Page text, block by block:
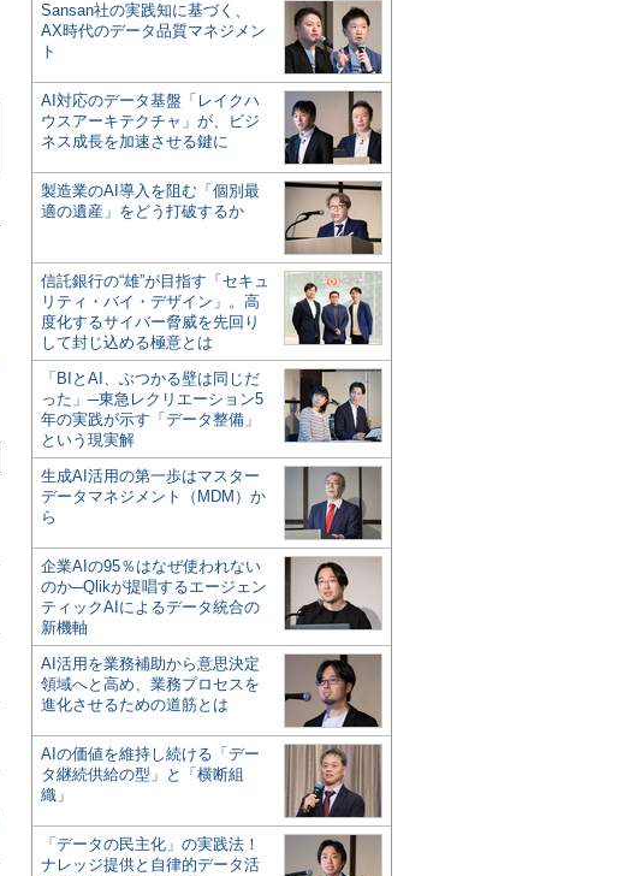
Sansan社の実践知に基づく、
AX時代のデータ品質マネジメン
ト
AI対応のデータ基盤「レイクハ
ウスアーキテクチャ」が、ビジ
ネス成長を加速させる鍵に
製造業のAI導入を阻む「個別最
適の遺産」をどう打破するか
信託銀行の“雄”が目指す「セキュ
リティ・バイ・デザイン」。高
度化するサイバー脅威を先回り
して封じ込める極意とは
「BIとAI、ぶつかる壁は同じだ
った」─東急レクリエーション5
年の実践が示す「データ整備」
という現実解
生成AI活用の第一歩はマスター
データマネジメント（MDM）か
ら
企業AIの95％はなぜ使われない
のか─Qlikが提唱するエージェン
ティックAIによるデータ統合の
新機軸
AI活用を業務補助から意思決定
領域へと高め、業務プロセスを
進化させるための道筋とは
AIの価値を維持し続ける「デー
タ継続供給の型」と「横断組
織」
「データの民主化」の実践法！
ナレッジ提供と自律的データ活